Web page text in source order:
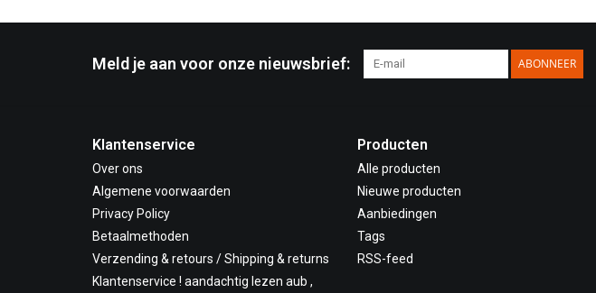
Meld je aan voor onze nieuwsbrief: ABONNEER
Klantenservice
Over ons
Algemene voorwaarden
Privacy Policy
Betaalmethoden
Verzending & retours / Shipping & returns
Klantenservice ! aandachtig lezen aub ,
Producten
Alle producten
Nieuwe producten
Aanbiedingen
Tags
RSS-feed